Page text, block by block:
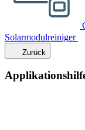
Solarmodulreiniger
Zurück